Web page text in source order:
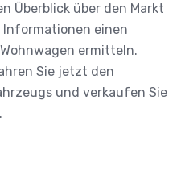
Überblick über den Markt
einen
ermitteln.
Sie jetzt den
und verkaufen Sie